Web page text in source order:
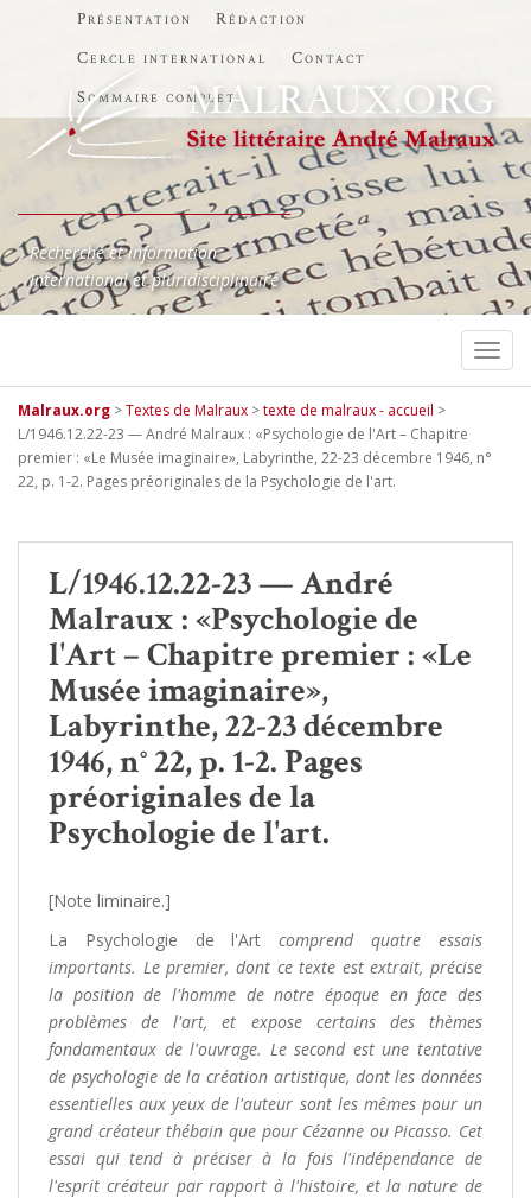
Présentation
Rédaction
Cercle international
Contact
Sommaire complet
Recherche et information
International et pluridisciplinaire
Malraux.org >Textes de Malraux >texte de malraux - accueil >
L/1946.12.22-23 — André Malraux : «Psychologie de l'Art – Chapitre
premier : «Le Musée imaginaire», Labyrinthe, 22-23 décembre 1946, n°
22, p. 1-2. Pages préoriginales de la Psychologie de l'art.
L/1946.12.22-23 — André
Malraux : «Psychologie de
l'Art – Chapitre premier : «Le
Musée imaginaire»,
Labyrinthe, 22-23 décembre
1946, n° 22, p. 1-2. Pages
préoriginales de la
Psychologie de l'art.
[Note liminaire.]
La Psychologie de l'Art comprend quatre essais
importants. Le premier, dont ce texte est extrait, précise
la position de l'homme de notre époque en face des
problèmes de l'art, et expose certains des thèmes
fondamentaux de l'ouvrage. Le second est une tentative
de psychologie de la création artistique, dont les données
essentielles aux yeux de l'auteur sont les mêmes pour un
grand créateur thébain que pour Cézanne ou Picasso. Cet
essai qui tend à préciser à la fois l'indépendance de
l'esprit créateur par rapport à l'histoire, et la nature de